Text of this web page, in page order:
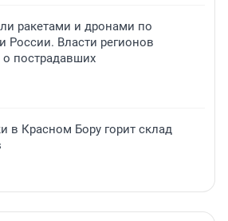
ракетами и дронами по
России. Власти регионов
пострадавших
в Красном Бору горит склад